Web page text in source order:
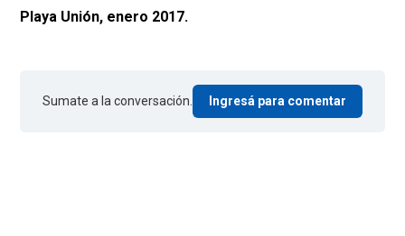
Playa Unión, enero 2017.
Sumate a la conversación. Ingresá para comentar